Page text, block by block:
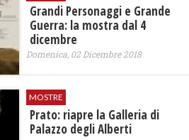
Grandi Personaggi e Grande
Guerra: la mostra dal 4
dicembre
Domenica, 02 Dicembre 2018
MOSTRE
Prato: riapre la Galleria di
Palazzo degli Alberti